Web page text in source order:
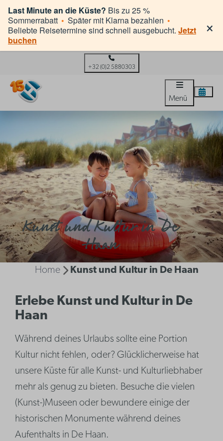
Last Minute an die Küste? Bis zu 25 %
Sommerrabatt • Später mit Klarna bezahlen •
Beliebte Reisetermine sind schnell ausgebucht. Jetzt
buchen
×
+32 (0)2 5880303
Menü
Kunst und Kultur in De
Haan
Home Kunst und Kultur in De Haan
Erlebe Kunst und Kultur in De
Haan
Während deines Urlaubs sollte eine Portion
Kultur nicht fehlen, oder? Glücklicherweise hat
unsere Küste für alle Kunst- und Kulturliebhaber
mehr als genug zu bieten. Besuche die vielen
(Kunst-)Museen oder bewundere einige der
historischen Monumente während deines
Aufenthalts in De Haan.